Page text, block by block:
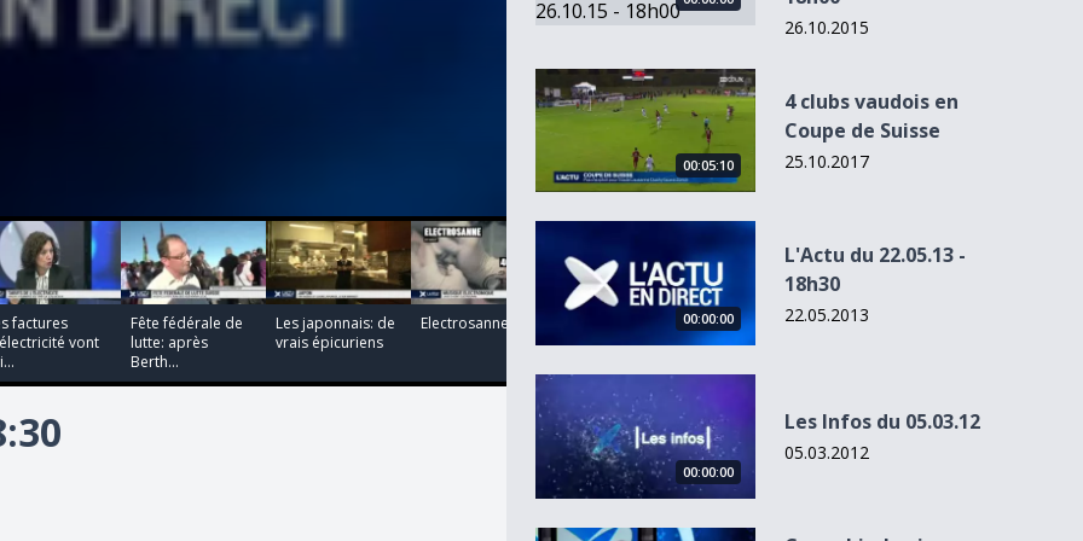
factures
vont
Fête fédérale de
lutte: après
Berth...
Les japonnais: de
vrais épicuriens
Electrosanne
L'Actu du 02.09.13
26.10.2015
4 clubs vaudois en Coupe de Suisse
00:05:10
4 clubs vaudois en
Coupe de Suisse
25.10.2017
L&#039;Actu du 22.05.13 - 18h30
00:00:00
L'Actu du 22.05.13 -
18h30
22.05.2013
Les Infos du 05.03.12
00:00:00
Les Infos du 05.03.12
05.03.2012